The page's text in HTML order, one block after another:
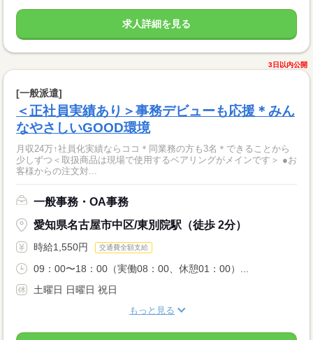
求人詳細を見る
3日以内公開
[一般派遣]
＜正社員実績あり＞事務デビューも応援＊みん
なやさしいGOOD環境
月収24万↑社員化実績ならココ＊同業務の方も3名＊できることから
少しずつ＜取扱商品は現場で使用するベアリングがメインです＞ ●お
客様からの注文対...
一般事務・OA事務
愛知県名古屋市中区/東別院駅（徒歩 2分）
時給1,550円 交通費全額支給
09：00〜18：00（実働08：00、休憩01：00）...
土曜日 日曜日 祝日
もっと見る